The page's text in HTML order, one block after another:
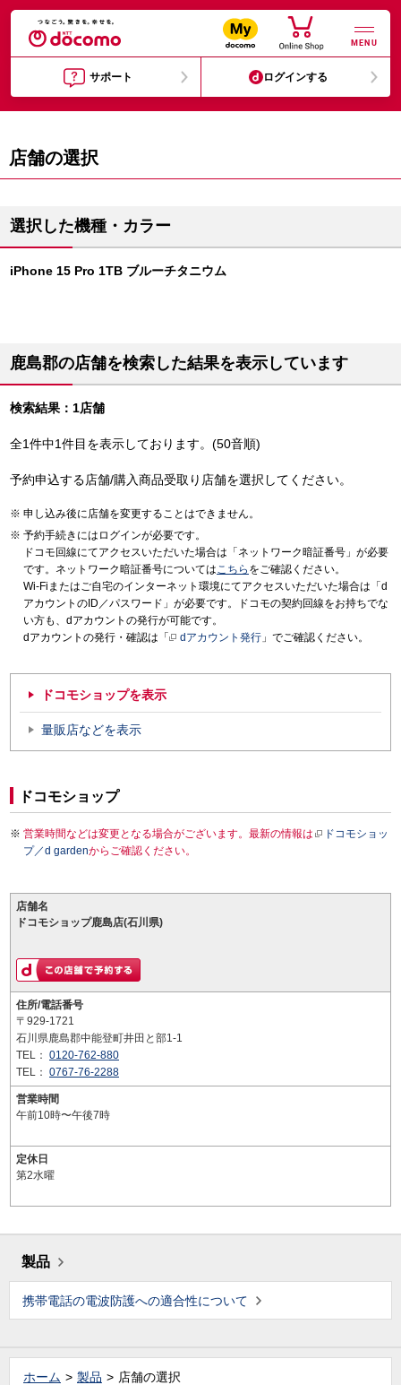
MENU
サポート ログインする
店舗の選択
選択した機種・カラー
iPhone 15 Pro 1TB ブルーチタニウム
鹿島郡の店舗を検索した結果を表示しています
検索結果：1店舗
全1件中1件目を表示しております。(50音順)
予約申込する店舗/購入商品受取り店舗を選択してください。
申し込み後に店舗を変更することはできません。
予約手続きにはログインが必要です。
ドコモ回線にてアクセスいただいた場合は「ネットワーク暗証番号」が必要
です。ネットワーク暗証番号についてはこちら をご確認ください。
Wi-Fiまたはご自宅のインターネット環境にてアクセスいただいた場合は「d
アカウントのID／パスワード」が必要です。ドコモの契約回線をお持ちでな
い方も、dアカウントの発行が可能です。
dアカウントの発行・確認は「
dアカウント発行 」でご確認ください。
ドコモショップを表示
量販店などを表示
ドコモショップ
営業時間などは変更となる場合がございます。最新の情報は
ドコモショッ
プ／d gardenからご確認ください。
店舗名
ドコモショップ鹿島店(石川県)
住所/電話番号
〒929-1721
石川県鹿島郡中能登町井田と部1-1
TEL： 0120-762-880
TEL： 0767-76-2288
営業時間
午前10時〜午後7時
定休日
第2水曜
製品
携帯電話の電波防護への適合性について
ホーム 製品 店舗の選択